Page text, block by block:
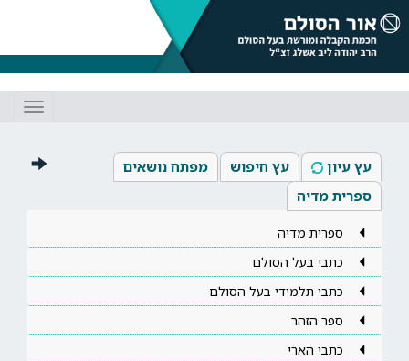
עץ עיון עץ חיפוש
מפתח נושאים
ספרית מדיה
ספרית מדיה
כתבי בעל הסולם
כתבי תלמידי בעל הסולם
ספר הזהר
כתבי הארי